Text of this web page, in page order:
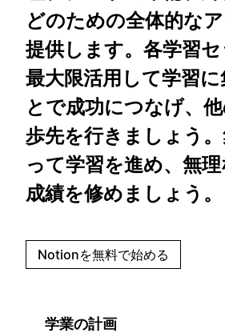
どのための全体的な
提供します。各学習
最大限活用して学習
とで成功につなげ、
歩先を行きましょう
って学習を進め、無
成績を修めましょう。
Notionを無料で始める
学業の計画